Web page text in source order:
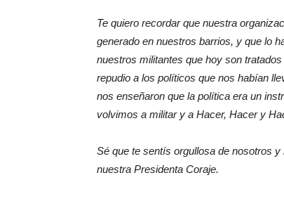
Te quiero recordar que nuestra
generado en nuestros barrios, y que lo
nuestros militantes que hoy son
repudio a los políticos que nos habían
nos enseñaron que la política era un
volvimos a militar y a Hacer, Hacer y
Sé que te sentís orgullosa de nosotros
nuestra Presidenta Coraje.